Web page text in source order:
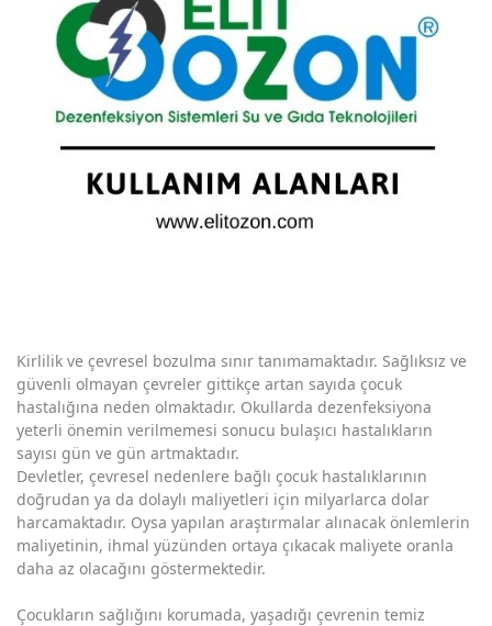
Eğitim Kurumlarında Ozon
Topraksız Tarım Ozon Jeneratörü
Otel Odalarında Koku Giderme
Sağlık (Hastahanelerde) Ozon
Soğuk Hava Depolarında Ozon Jeneratörü
Demir Mangan Giderimi Ozon jeneratörü
Hava Kalitesi Hava Sağlığında Ozon
Gıda Sektöründe Ozon Kullanımı
Yemek Fabrikaları ve Catering Ozon jeneratörü
Cami ve Mescitlerde Ozon
İç Mekan Ozon jeneratörü
Balık İşleme Tesisleri Ozon jeneratörü
Kirlilik ve çevresel bozulma sınır tanımamaktadır. Sağlıksız ve
güvenli olmayan çevreler gittikçe artan sayıda çocuk
hastalığına neden olmaktadır. Okullarda dezenfeksiyona
yeterli önemin verilmemesi sonucu bulaşıcı hastalıkların
sayısı gün ve gün artmaktadır.
Devletler, çevresel nedenlere bağlı çocuk hastalıklarının
doğrudan ya da dolaylı maliyetleri için milyarlarca dolar
harcamaktadır. Oysa yapılan araştırmalar alınacak önlemlerin
maliyetinin, ihmal yüzünden ortaya çıkacak maliyete oranla
daha az olacağını göstermektedir.
Çocukların sağlığını korumada, yaşadığı çevrenin temiz